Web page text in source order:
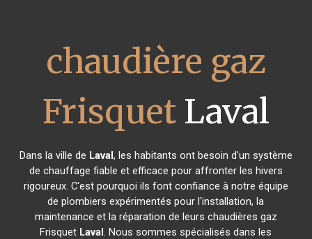
chaudière gaz
FrisquetLaval
Dans la ville de Laval, les habitants ont besoin d'un système
de chauffage fiable et efficace pour affronter les hivers
rigoureux. C'est pourquoi ils font confiance à notre équipe
de plombiers expérimentés pour l'installation, la
maintenance et la réparation de leurs chaudières gaz
Frisquet Laval. Nous sommes spécialisés dans les